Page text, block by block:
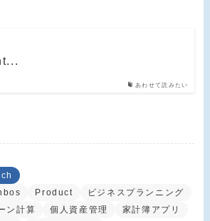
あわせて読みたい
Product
ビジネスプランニング
ン計算 個人資産管理
家計簿アプリ